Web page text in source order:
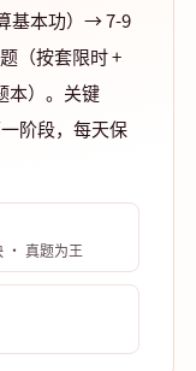
基本功）→ 7-9
（按套限时 +
本）。关键
阶段，每天保
· 真题为王